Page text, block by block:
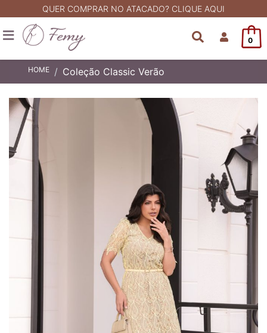
QUER COMPRAR NO ATACADO? CLIQUE AQUI
0
HOME Coleção Classic Verão